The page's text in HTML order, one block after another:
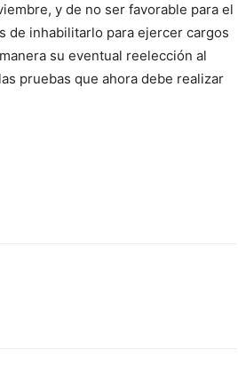
y de no ser favorable para el
de inhabilitarlo para ejercer cargos
su eventual reelección al
pruebas que ahora debe realizar